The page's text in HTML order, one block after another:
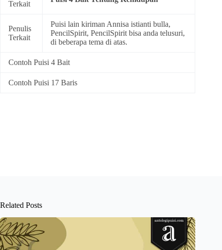
Terkait
Penulis
Terkait
Puisi lain kiriman Annisa istianti bulla,
PencilSpirit, PencilSpirit bisa anda telusuri,
di beberapa tema di atas.
Contoh Puisi 4 Bait
Contoh Puisi 17 Baris
Related Posts